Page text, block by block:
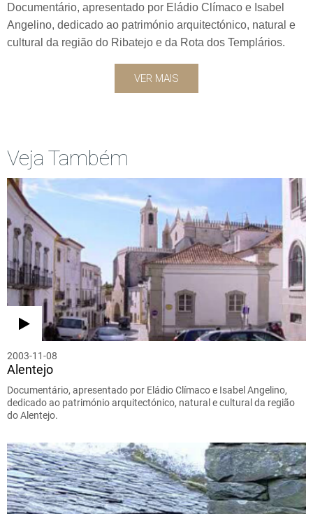
Documentário, apresentado por Eládio Clímaco e Isabel
Angelino, dedicado ao património arquitectónico, natural e
cultural da região do Ribatejo e da Rota dos Templários.
VER MAIS
Veja Também
2003-11-08
Alentejo
Documentário, apresentado por Eládio Clímaco e Isabel Angelino,
dedicado ao património arquitectónico, natural e cultural da região
do Alentejo.